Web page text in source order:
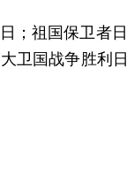
；祖国保卫者
卫国战争胜利